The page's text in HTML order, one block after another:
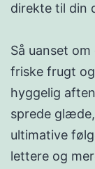
direkte til din
Så uanset
friske frugt
hyggelig
sprede
ultimative
lettere og